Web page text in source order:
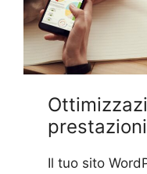
prestazioni
Il tuo sito